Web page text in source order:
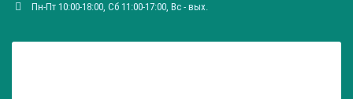
Пн-Пт 10:00-18:00, Сб 11:00-17:00, Вc - вых.